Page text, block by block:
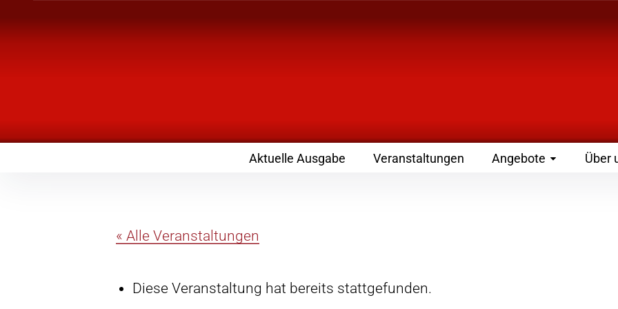
Landknirpse – Die Zeitschrift für Leute
Aktuelle Ausgabe Veranstaltungen Angebote Über
« Alle Veranstaltungen
Diese Veranstaltung hat bereits stattgefunden.